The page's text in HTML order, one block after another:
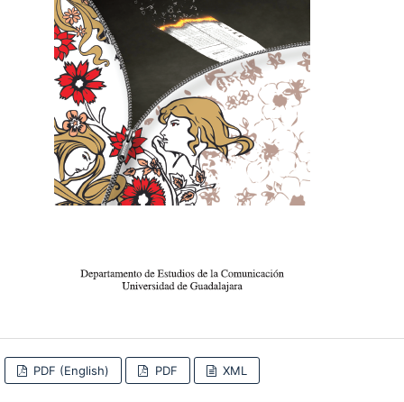
PDF (English) PDF XML